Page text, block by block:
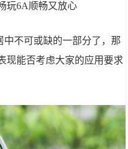
不可或缺的一部分了，那
现能否考虑大家的应用要求